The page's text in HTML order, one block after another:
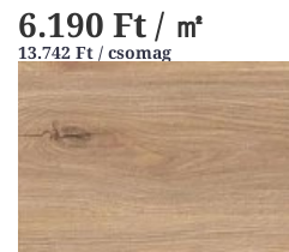
VÍZÁLLÓ
LAMINÁLT
6.190 Ft / ㎡
13.742 Ft / csomag